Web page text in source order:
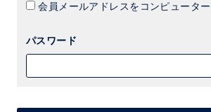
会員メールアドレスをコンピュータ
パスワード